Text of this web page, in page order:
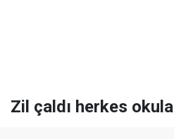
Zil çaldı herkes okula